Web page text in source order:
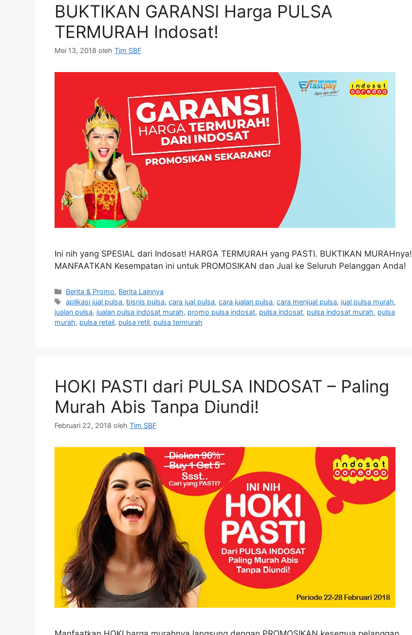
BUKTIKAN GARANSI Harga PULSA
TERMURAH Indosat!
Mei 13, 2018 oleh Tim SBF
Ini nih yang SPESIAL dari Indosat! HARGA TERMURAH yang PASTI. BUKTIKAN MURAHnya!
MANFAATKAN Kesempatan ini untuk PROMOSIKAN dan Jual ke Seluruh Pelanggan Anda!
Berita & Promo, Berita Lainnya
aplikasi jual pulsa, bisnis pulsa,cara jual pulsa,cara jualan pulsa,cara menjual pulsa, jual pulsa murah,
jualan pulsa, jualan pulsa indosat murah, promo pulsa indosat, pulsa indosat, pulsa indosat murah, pulsa
murah, pulsa retail, pulsa retil, pulsa termurah
HOKI PASTI dari PULSA INDOSAT – Paling
Murah Abis Tanpa Diundi!
Februari 22, 2018 oleh Tim SBF